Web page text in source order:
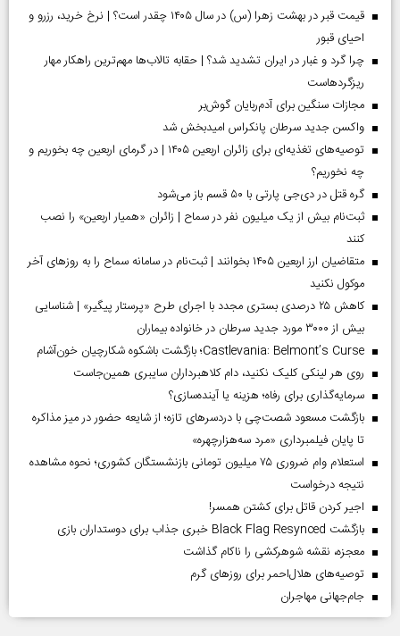
قیمت قبر در بهشت زهرا (س) در سال ۱۴۰۵ چقدر است؟ | نرخ خرید، رزرو و
احیای قبور
چرا گرد و غبار در ایران تشدید شد؟ | حقابه تالاب‌ها مهم‌ترین راهکار مهار
ریزگردهاست
مجازات سنگین برای آدم‌ربایان گوش‌بر
واکسن جدید سرطان پانکراس امیدبخش شد
توصیه‌های تغذیه‌ای برای زائران اربعین ۱۴۰۵ | در گرمای اربعین چه بخوریم و
چه نخوریم؟
گره قتل در دی‌جی پارتی با ۵۰ قسم باز می‌شود
ثبت‌نام بیش از یک میلیون نفر در سماح | زائران «همیار اربعین» را نصب
کنند
متقاضیان ارز اربعین ۱۴۰۵ بخوانند | ثبت‌نام در سامانه سماح را به روز‌های آخر
موکول نکنید
کاهش ۲۵ درصدی بستری مجدد با اجرای طرح «پرستار پیگیر» | شناسایی
بیش از ۳۰۰۰ مورد جدید سرطان در خانواده بیماران
Castlevania: Belmont’s Curse؛ بازگشت باشکوه شکارچیان خون‌آشام
روی هر لینکی کلیک نکنید، دام کلاهبرداران سایبری همین‌جاست
سرمایه‌گذاری برای رفاه؛ هزینه یا آینده‌سازی؟
بازگشت مسعود شصت‌چی با دردسر‌های تازه؛ از شایعه حضور در میز مذاکره
تا پایان فیلمبرداری «مرد سه‌هزارچهره»
استعلام وام ضروری ۷۵ میلیون تومانی بازنشستگان کشوری؛ نحوه مشاهده
نتیجه درخواست
اجیر کردن قاتل برای کشتن همسر!
بازگشت Black Flag Resynced خبری جذاب برای دوستداران بازی
معجزه، نقشه شوهرکشی را ناکام گذاشت
توصیه‌های هلال‌احمر برای روز‌های گرم
جام‌جهانی مهاجران